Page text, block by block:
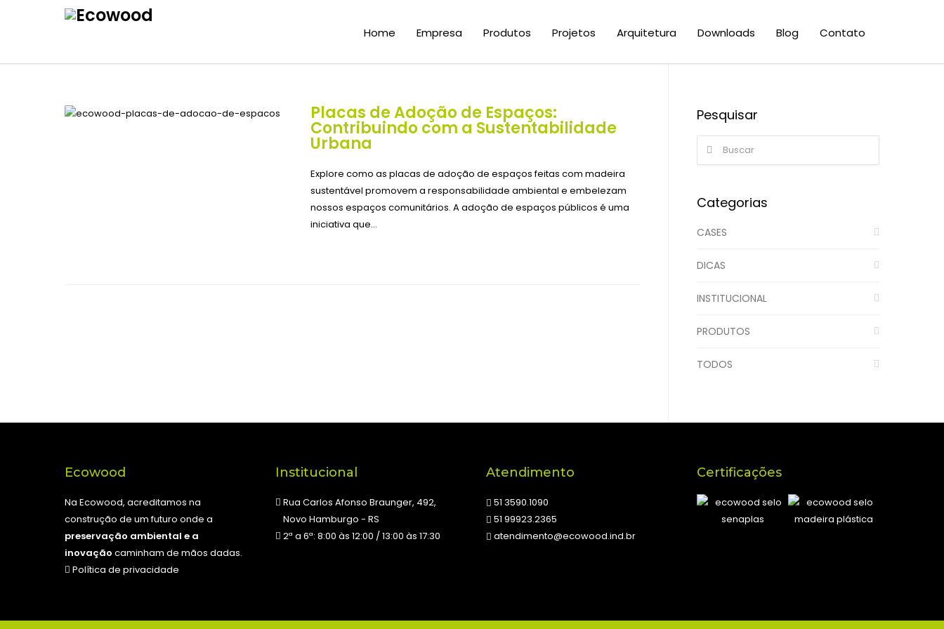
Home Empresa Produtos Projetos Arquitetura Downloads Blog Contato
Placas de Adoção de Espaços:
Contribuindo com a Sustentabilidade
Urbana
Explore como as placas de adoção de espaços feitas com madeira
sustentável promovem a responsabilidade ambiental e embelezam
nossos espaços comunitários. A adoção de espaços públicos é uma
iniciativa que…
Pesquisar
Categorias
CASES
DICAS
INSTITUCIONAL
PRODUTOS
TODOS
Ecowood
Na Ecowood, acreditamos na
construção de um futuro onde a
preservação ambiental e a
inovação caminham de mãos dadas.
Política de privacidade
Institucional
Rua Carlos Afonso Braunger, 492,
Novo Hamburgo - RS
2ª a 6ª: 8:00 às 12:00 / 13:00 às 17:30
Atendimento
51 3590.1090
51 99923.2365
atendimento@ecowood.ind.br
Certificações